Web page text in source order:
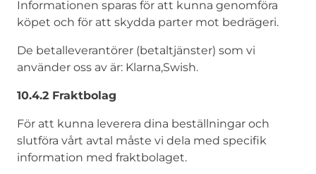
Informationen sparas för att kunna genomföra
köpet och för att skydda parter mot bedrägeri.
De betalleverantörer (betaltjänster) som vi
använder oss av är: Klarna,Swish.
10.4.2 Fraktbolag
För att kunna leverera dina beställningar och
slutföra vårt avtal måste vi dela med specifik
information med fraktbolaget.